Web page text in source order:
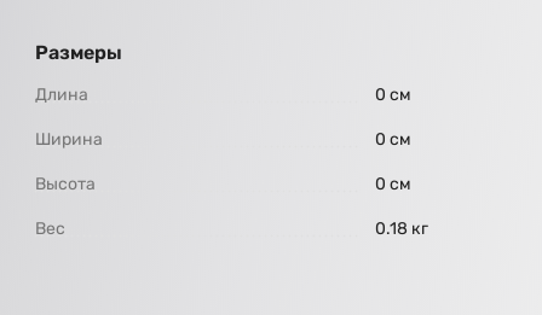
Размеры
Длина 0 см
Ширина 0 см
Высота 0 см
Вес 0.18 кг